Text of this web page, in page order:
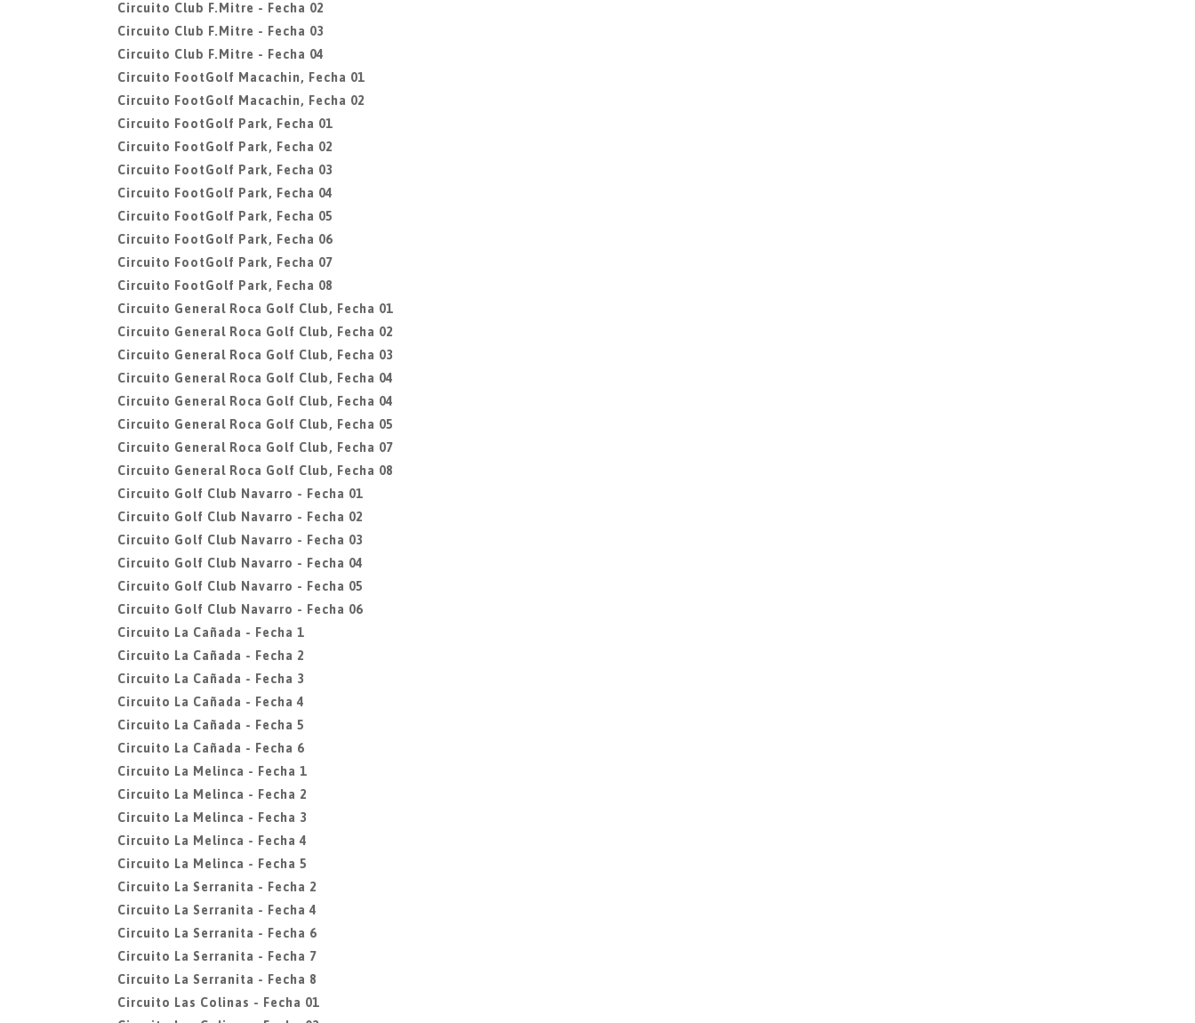
Circuito Club F.Mitre - Fecha 02
Circuito Club F.Mitre - Fecha 03
Circuito Club F.Mitre - Fecha 04
Circuito FootGolf Macachin, Fecha 01
Circuito FootGolf Macachin, Fecha 02
Circuito FootGolf Park, Fecha 01
Circuito FootGolf Park, Fecha 02
Circuito FootGolf Park, Fecha 03
Circuito FootGolf Park, Fecha 04
Circuito FootGolf Park, Fecha 05
Circuito FootGolf Park, Fecha 06
Circuito FootGolf Park, Fecha 07
Circuito FootGolf Park, Fecha 08
Circuito General Roca Golf Club, Fecha 01
Circuito General Roca Golf Club, Fecha 02
Circuito General Roca Golf Club, Fecha 03
Circuito General Roca Golf Club, Fecha 04
Circuito General Roca Golf Club, Fecha 04
Circuito General Roca Golf Club, Fecha 05
Circuito General Roca Golf Club, Fecha 07
Circuito General Roca Golf Club, Fecha 08
Circuito Golf Club Navarro - Fecha 01
Circuito Golf Club Navarro - Fecha 02
Circuito Golf Club Navarro - Fecha 03
Circuito Golf Club Navarro - Fecha 04
Circuito Golf Club Navarro - Fecha 05
Circuito Golf Club Navarro - Fecha 06
Circuito La Cañada - Fecha 1
Circuito La Cañada - Fecha 2
Circuito La Cañada - Fecha 3
Circuito La Cañada - Fecha 4
Circuito La Cañada - Fecha 5
Circuito La Cañada - Fecha 6
Circuito La Melinca - Fecha 1
Circuito La Melinca - Fecha 2
Circuito La Melinca - Fecha 3
Circuito La Melinca - Fecha 4
Circuito La Melinca - Fecha 5
Circuito La Serranita - Fecha 2
Circuito La Serranita - Fecha 4
Circuito La Serranita - Fecha 6
Circuito La Serranita - Fecha 7
Circuito La Serranita - Fecha 8
Circuito Las Colinas - Fecha 01